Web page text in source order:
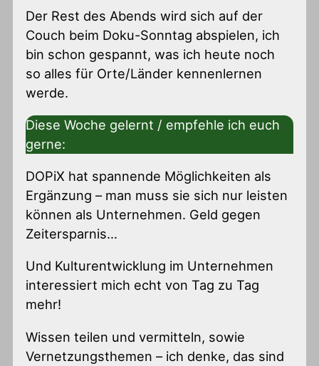
Der Rest des Abends wird sich auf der
Couch beim Doku-Sonntag abspielen, ich
bin schon gespannt, was ich heute noch
so alles für Orte/Länder kennenlernen
werde.
Diese Woche gelernt / empfehle ich euch
gerne:
DOPiX hat spannende Möglichkeiten als
Ergänzung – man muss sie sich nur leisten
können als Unternehmen. Geld gegen
Zeitersparnis…
Und Kulturentwicklung im Unternehmen
interessiert mich echt von Tag zu Tag
mehr!
Wissen teilen und vermitteln, sowie
Vernetzungsthemen – ich denke, das sind